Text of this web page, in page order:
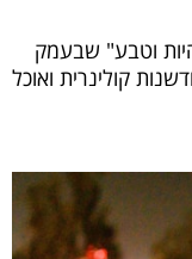
וטבע" שבעמק
קולינרית ואוכל